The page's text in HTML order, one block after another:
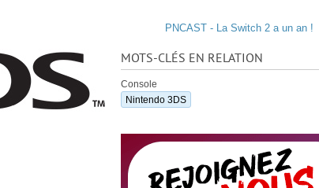
PNCAST - La Switch 2 a un an !
MOTS-CLÉS EN RELATION
Console
Nintendo 3DS